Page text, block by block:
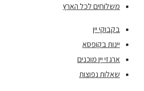
משלוחים לכל הארץ
בקבוקי יין
יינות בקופסא
ארגזי יין מוכנים
שאלות נפוצות